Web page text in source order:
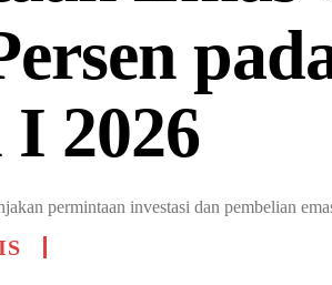
2026
permintaan investasi dan pembelian